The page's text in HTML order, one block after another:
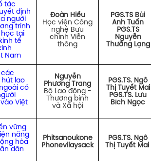
tác
định
người
trình
tại
tế
Nam
Đoàn Hiếu
Học viện Công
nghệ Bưu
chính Viễn
thông
PGS.TS Bùi
Anh Tuấn
PGS.TS
Nguyễn
Thường Lạng
các
lao
có
Việt
Nguyễn
Phương Trang
Bộ Lao động -
Thương binh
và Xã hội
PGS.TS. Ngô
Thị Tuyết Mai
PGS.TS. Lưu
Bích Ngọc
vững
năng
hòa
dân
Phitsanoukone
Phonevilaysack
PGS.TS. Ngô
Thị Tuyết Mai